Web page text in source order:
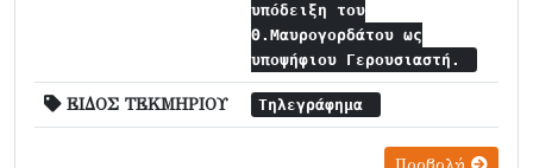
υπόδειξη του
Θ.Μαυρογορδάτου ως
υποψήφιου Γερουσιαστή.
ΕΙΔΟΣ ΤΕΚΜΗΡΙΟΥ Τηλεγράφημα